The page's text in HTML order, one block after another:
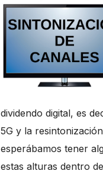
dividendo digital, es
5G y la
esperábamos tener
estas alturas dentro